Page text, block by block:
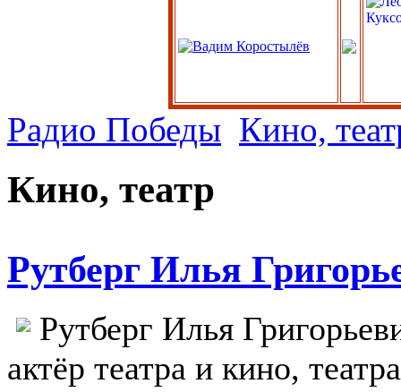
Радио Победы Кино,
Кино, театр
Рутберг Илья
Рутберг Илья
актёр театра и кино,